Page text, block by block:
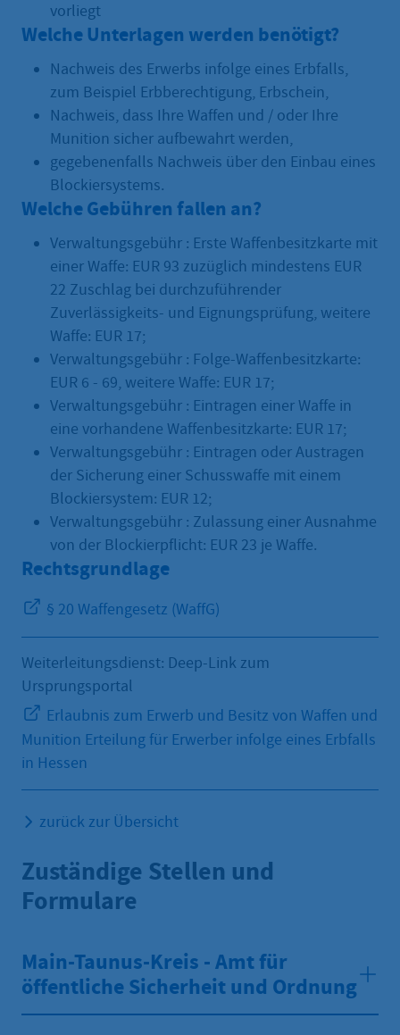
vorliegt
Welche Unterlagen werden benötigt?
Nachweis des Erwerbs infolge eines Erbfalls,
zum Beispiel Erbberechtigung, Erbschein,
Nachweis, dass Ihre Waffen und / oder Ihre
Munition sicher aufbewahrt werden,
gegebenenfalls Nachweis über den Einbau eines
Blockiersystems.
Welche Gebühren fallen an?
Verwaltungsgebühr : Erste Waffenbesitzkarte mit
einer Waffe: EUR 93 zuzüglich mindestens EUR
22 Zuschlag bei durchzuführender
Zuverlässigkeits- und Eignungsprüfung, weitere
Waffe: EUR 17;
Verwaltungsgebühr : Folge-Waffenbesitzkarte:
EUR 6 - 69, weitere Waffe: EUR 17;
Verwaltungsgebühr : Eintragen einer Waffe in
eine vorhandene Waffenbesitzkarte: EUR 17;
Verwaltungsgebühr : Eintragen oder Austragen
der Sicherung einer Schusswaffe mit einem
Blockiersystem: EUR 12;
Verwaltungsgebühr : Zulassung einer Ausnahme
von der Blockierpflicht: EUR 23 je Waffe.
Rechtsgrundlage
§ 20 Waffengesetz (WaffG)
Weiterleitungsdienst: Deep-Link zum
Ursprungsportal
Erlaubnis zum Erwerb und Besitz von Waffen und
Munition Erteilung für Erwerber infolge eines Erbfalls
in Hessen
zurück zur Übersicht
Zuständige Stellen und
Formulare
Main-Taunus-Kreis - Amt für
öffentliche Sicherheit und Ordnung